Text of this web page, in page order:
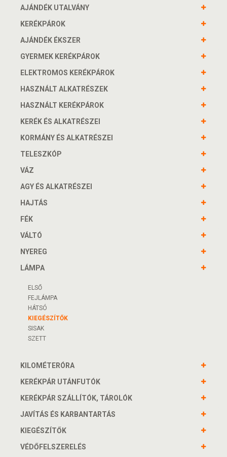
AJÁNDÉK UTALVÁNY
KERÉKPÁROK
AJÁNDÉK ÉKSZER
GYERMEK KERÉKPÁROK
ELEKTROMOS KERÉKPÁROK
HASZNÁLT ALKATRÉSZEK
HASZNÁLT KERÉKPÁROK
KERÉK ÉS ALKATRÉSZEI
KORMÁNY ÉS ALKATRÉSZEI
TELESZKÓP
VÁZ
AGY ÉS ALKATRÉSZEI
HAJTÁS
FÉK
VÁLTÓ
NYEREG
LÁMPA
ELSŐ
FEJLÁMPA
HÁTSÓ
KIEGÉSZÍTŐK
SISAK
SZETT
KILOMÉTERÓRA
KERÉKPÁR UTÁNFUTÓK
KERÉKPÁR SZÁLLÍTÓK, TÁROLÓK
JAVÍTÁS ÉS KARBANTARTÁS
KIEGÉSZÍTŐK
VÉDŐFELSZERELÉS